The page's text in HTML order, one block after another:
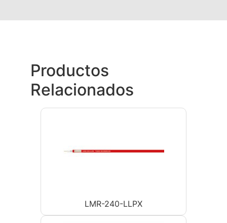
Productos
Relacionados
LMR-240-LLPX